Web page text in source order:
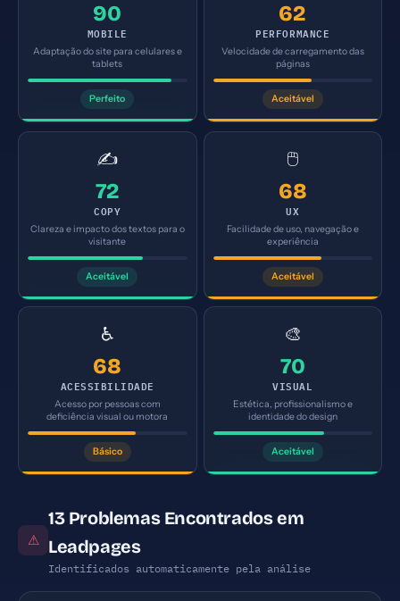
90
MOBILE
Adaptação do site para celulares e
tablets
Perfeito
62
PERFORMANCE
Velocidade de carregamento das
páginas
Aceitável
✍️
72
COPY
Clareza e impacto dos textos para o
visitante
Aceitável
🖱️
68
UX
Facilidade de uso, navegação e
experiência
Aceitável
♿
68
ACESSIBILIDADE
Acesso por pessoas com
deficiência visual ou motora
Básico
🎨
70
VISUAL
Estética, profissionalismo e
identidade do design
Aceitável
⚠
13 Problemas Encontrados em
Leadpages
Identificados automaticamente pela análise